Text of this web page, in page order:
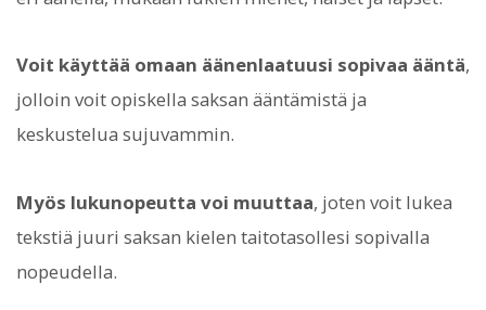
Voit käyttää omaan äänenlaatuusi sopivaa ääntä,
jolloin voit opiskella saksan ääntämistä ja
keskustelua sujuvammin.
Myös lukunopeutta voi muuttaa, joten voit lukea
tekstiä juuri saksan kielen taitotasollesi sopivalla
nopeudella.